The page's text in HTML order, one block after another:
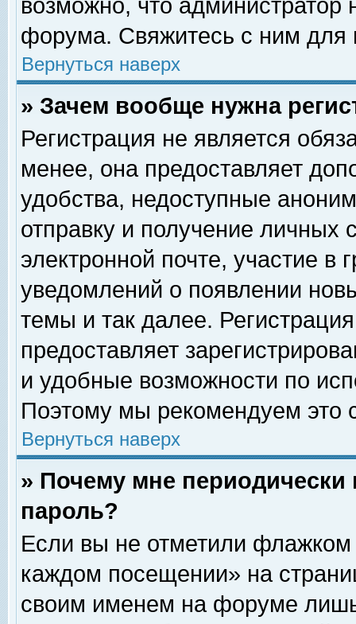
возможно, что
форума. Свяжитесь с ним для
Вернуться наверх
» Зачем вообще нужна
Регистрация не является
менее, она предоставляет
удобства, недоступные
отправку и получение личных
электронной почте, участие в
уведомлений о появлении
темы и так далее.
предоставляет
и удобные возможности по
Поэтому мы рекомендуем это
Вернуться наверх
» Почему мне
пароль?
Если вы не отметили флажком
каждом посещении» на
своим именем на форуме